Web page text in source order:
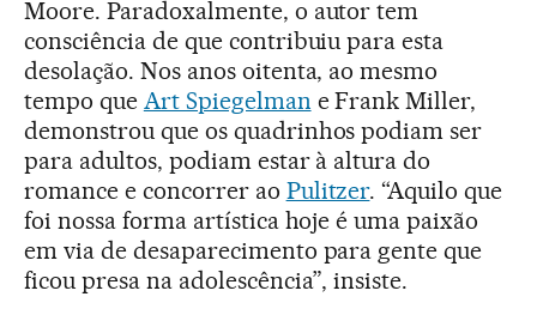
Moore. Paradoxalmente, o autor tem
consciência de que contribuiu para esta
desolação. Nos anos oitenta, ao mesmo
tempo que Art Spiegelman e Frank Miller,
demonstrou que os quadrinhos podiam ser
para adultos, podiam estar à altura do
romance e concorrer ao Pulitzer. “Aquilo que
foi nossa forma artística hoje é uma paixão
em via de desaparecimento para gente que
ficou presa na adolescência”, insiste.